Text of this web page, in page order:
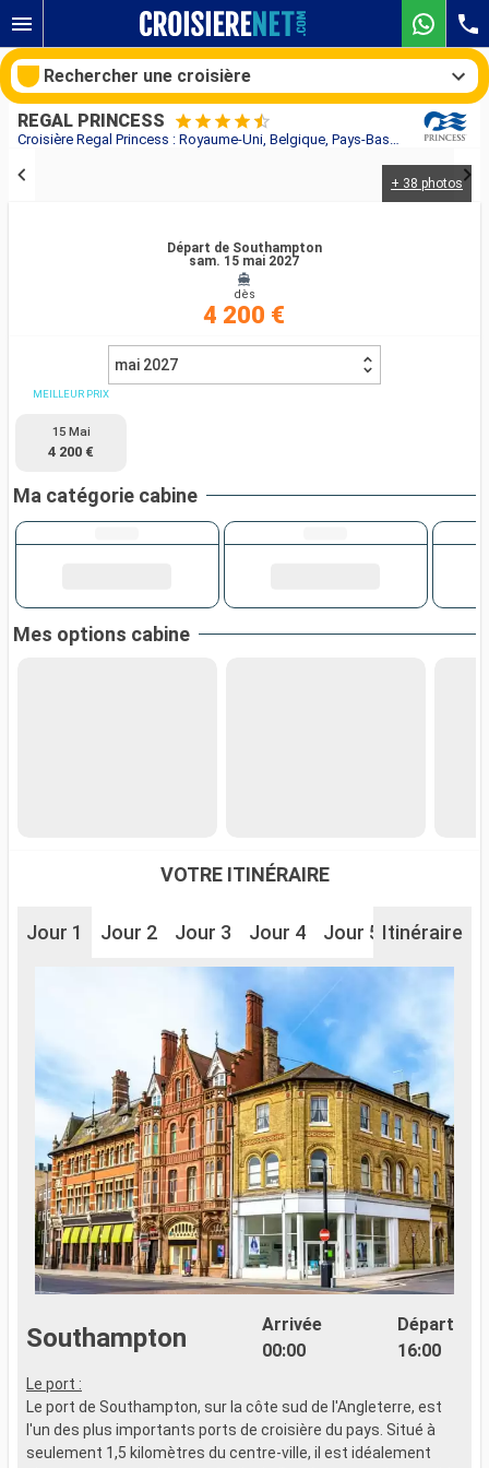
Croisière Regal Princess : Royaume-Uni, Belgique, Pays-Bas, Allemagne, Danemark, Estonie, Finlande, Suède, Pologne, Norvège, Islande au départ de Southampton
REGAL PRINCESS
+ 38 photos
Départ de Southampton
sam. 15 mai 2027
dès
4 200 €
mai 2027
MEILLEUR PRIX
15 Mai
4 200 €
Ma catégorie cabine
Mes options cabine
VOTRE ITINÉRAIRE
Jour 1 Jour 2 Jour 3 Jour 4 Jour 5 Jour 6
Itinéraire
Southampton
Arrivée
00:00
Départ
16:00
Le port :
Le port de Southampton, sur la côte sud de l'Angleterre, est
l'un des plus importants ports de croisière du pays. Situé à
seulement 1,5 kilomètres du centre-ville, il est idéalement
Rechercher une croisière
Rechercher